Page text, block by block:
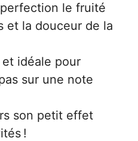
le fruité
et la douceur de la
idéale pour
sur une note
son petit effet
!